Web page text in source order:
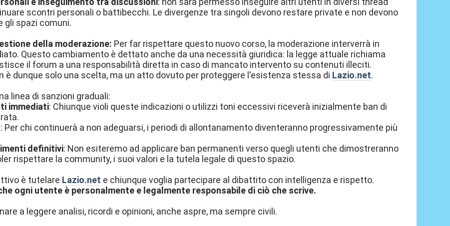
scontri personali o battibecchi. Le divergenze tra singoli devono restare private e non devono
gli spazi comuni.
della moderazione: Per far rispettare questo nuovo corso, la moderazione interverrà in
Questo cambiamento è dettato anche da una necessità giuridica: la legge attuale richiama
il forum a una responsabilità diretta in caso di mancato intervento su contenuti illeciti.
è dunque solo una scelta, ma un atto dovuto per proteggere l'esistenza stessa di Lazio.net.
linea di sanzioni graduali:
immediati: Chiunque violi queste indicazioni o utilizzi toni eccessivi riceverà inizialmente ban di
: Per chi continuerà a non adeguarsi, i periodi di allontanamento diventeranno progressivamente più
definitivi: Non esiteremo ad applicare ban permanenti verso quegli utenti che dimostreranno
rispettare la community, i suoi valori e la tutela legale di questo spazio.
è tutelare Lazio.net e chiunque voglia partecipare al dibattito con intelligenza e rispetto.
ogni utente è personalmente e legalmente responsabile di ciò che scrive.
a leggere analisi, ricordi e opinioni, anche aspre, ma sempre civili.